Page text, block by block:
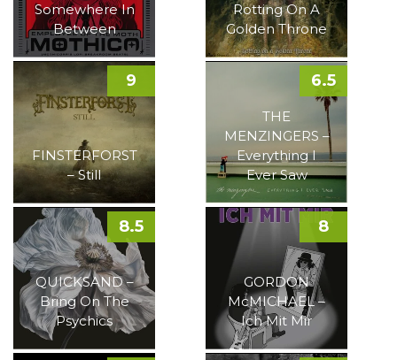
Somewhere In
Between
Rotting On A
Golden Throne
FINSTERFORST
– Still
9
THE
MENZINGERS –
Everything I
Ever Saw
6.5
QUICKSAND –
Bring On The
Psychics
8.5
GORDON
McMICHAEL –
Ich Mit Mir
8